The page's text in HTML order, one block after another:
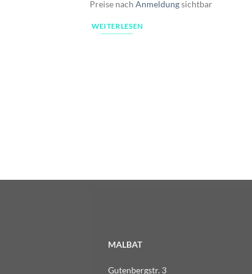
Preise nach Anmeldungsichtbar
WEITERLESEN
MALBAT
Gutenbergstr. 3